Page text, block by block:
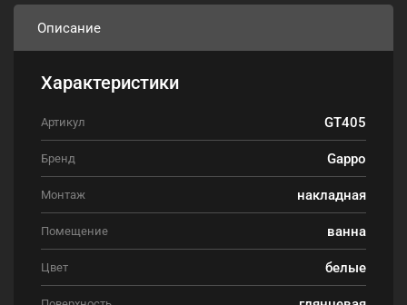
Описание
Характеристики
Артикул GT405
Бренд Gappo
Монтаж накладная
Помещение ванна
Цвет белые